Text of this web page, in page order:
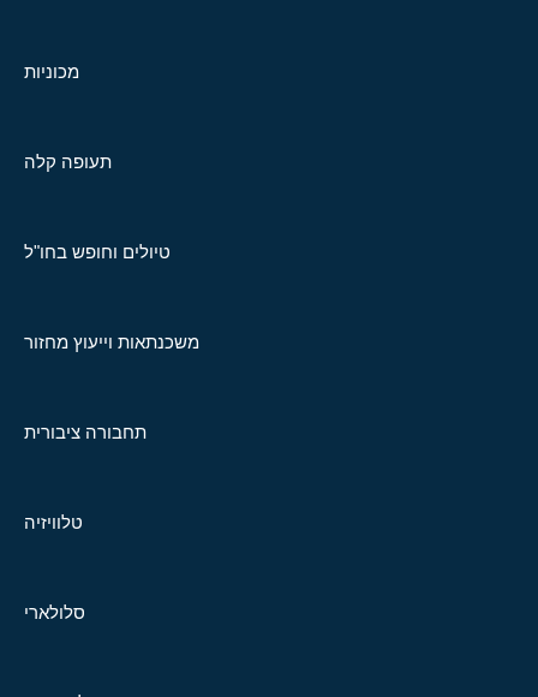
מכוניות
תעופה קלה
טיולים וחופש בחו"ל
משכנתאות וייעוץ מחזור
תחבורה ציבורית
טלוויזיה
סלולארי